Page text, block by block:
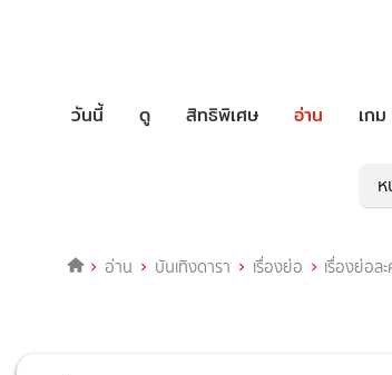
วันนี้ ดู สิทธิพิเศษ อ่าน เกม
อ่าน บันเทิงดารา เรื่องย่อ เรื่องย่อล